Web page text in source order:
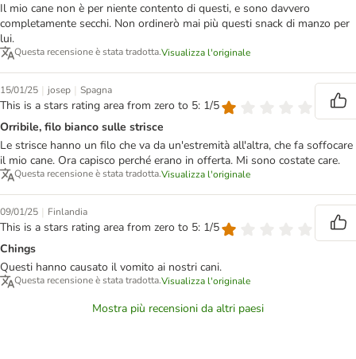
Il mio cane non è per niente contento di questi, e sono davvero
completamente secchi. Non ordinerò mai più questi snack di manzo per
lui.
Questa recensione è stata tradotta.Visualizza l'originale
15/01/25 | josep | Spagna
This is a stars rating area from zero to 5: 1/5
Orribile, filo bianco sulle strisce
Le strisce hanno un filo che va da un'estremità all'altra, che fa soffocare
il mio cane. Ora capisco perché erano in offerta. Mi sono costate care.
Questa recensione è stata tradotta.Visualizza l'originale
09/01/25 | Finlandia
This is a stars rating area from zero to 5: 1/5
Chings
Questi hanno causato il vomito ai nostri cani.
Questa recensione è stata tradotta.Visualizza l'originale
Mostra più recensioni da altri paesi